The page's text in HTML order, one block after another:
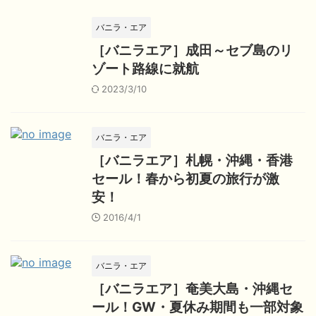
バニラ・エア
［バニラエア］成田～セブ島のリ
ゾート路線に就航
2023/3/10
バニラ・エア
［バニラエア］札幌・沖縄・香港
セール！春から初夏の旅行が激
安！
2016/4/1
バニラ・エア
［バニラエア］奄美大島・沖縄セ
ール！GW・夏休み期間も一部対象